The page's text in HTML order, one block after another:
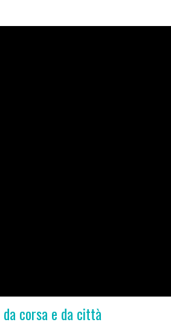
corsa e da città